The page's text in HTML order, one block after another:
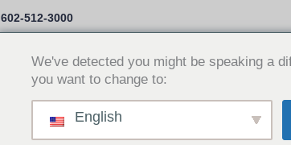
602-512-3000
Opciones de préstamo
We've detected you might be speaking a
you want to change to:
English